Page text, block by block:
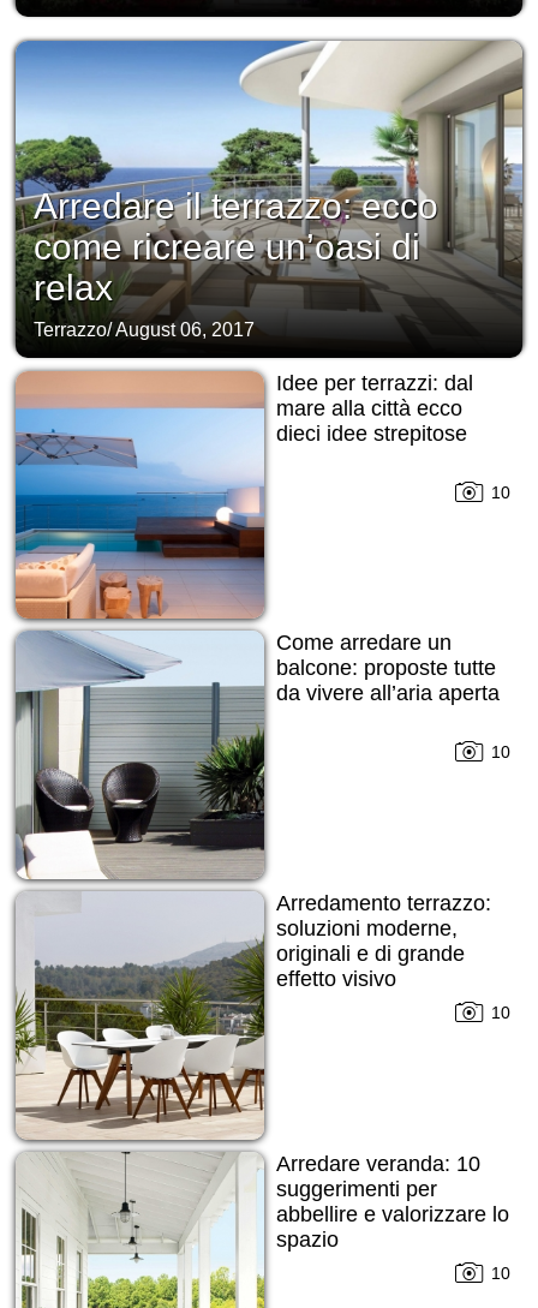
Arredare il terrazzo: ecco
come ricreare un’oasi di
relax
Terrazzo/August 06, 2017
Idee per terrazzi: dal
mare alla città ecco
dieci idee strepitose
10
Come arredare un
balcone: proposte tutte
da vivere all’aria aperta
10
Arredamento terrazzo:
soluzioni moderne,
originali e di grande
effetto visivo
10
Arredare veranda: 10
suggerimenti per
abbellire e valorizzare lo
spazio
10